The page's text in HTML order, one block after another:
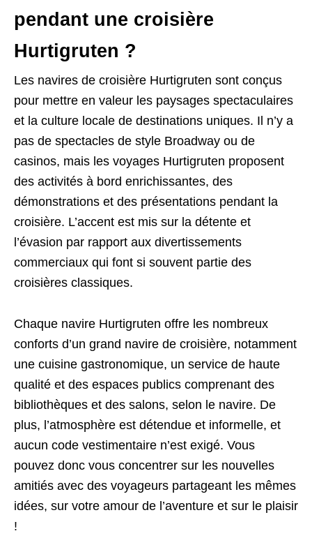
pendant une croisière
Hurtigruten ?
Les navires de croisière Hurtigruten sont conçus
pour mettre en valeur les paysages spectaculaires
et la culture locale de destinations uniques. Il n’y a
pas de spectacles de style Broadway ou de
casinos, mais les voyages Hurtigruten proposent
des activités à bord enrichissantes, des
démonstrations et des présentations pendant la
croisière. L’accent est mis sur la détente et
l’évasion par rapport aux divertissements
commerciaux qui font si souvent partie des
croisières classiques.
Chaque navire Hurtigruten offre les nombreux
conforts d’un grand navire de croisière, notamment
une cuisine gastronomique, un service de haute
qualité et des espaces publics comprenant des
bibliothèques et des salons, selon le navire. De
plus, l’atmosphère est détendue et informelle, et
aucun code vestimentaire n’est exigé. Vous
pouvez donc vous concentrer sur les nouvelles
amitiés avec des voyageurs partageant les mêmes
idées, sur votre amour de l’aventure et sur le plaisir
!